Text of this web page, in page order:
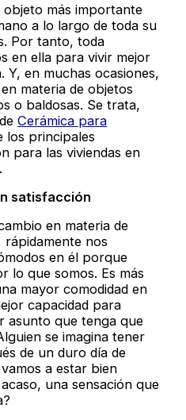
objeto más importante
a lo largo de toda su
Por tanto, toda
en ella para vivir mejor
Y, en muchas ocasiones,
materia de objetos
o baldosas. Se trata,
Cerámica para
los principales
para las viviendas en
satisfacción
en materia de
nos
en él porque
lo que somos. Es más
mayor comodidad en
capacidad para
asunto que tenga que
se imagina tener
de un duro día de
a estar bien
una sensación que